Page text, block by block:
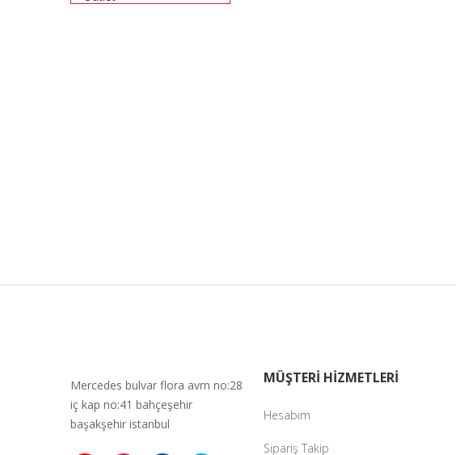
Mercedes bulvar flora avm no:28
iç kap no:41 bahçeşehir
başakşehir istanbul
MÜŞTERİ HİZMETLERİ
Hesabım
Sipariş Takip